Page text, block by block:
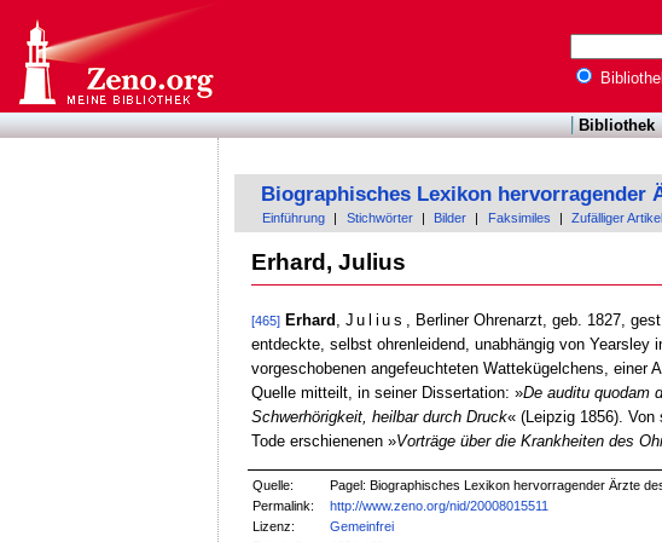
Bibliothek
Biographisches Lexikon hervorragender
Einführung Stichwörter Bilder Faksimiles Zufälliger Artikel
Erhard, Julius
[465] Erhard Julius , Berliner Ohrenarzt, geb. 1827,
entdeckte, selbst ohrenleidend, unabhängig von Yearsley
vorgeschobenen angefeuchteten Wattekügelchens, einer
Quelle mitteilt, in seiner Dissertation: »De auditu quodam
Schwerhörigkeit, heilbar durch Druck« (Leipzig 1856). Von
Tode erschienenen »Vorträge über die Krankheiten des
Quelle:
Pagel: Biographisches Lexikon hervorragender Ärzte
Permalink:
http://www.zeno.org/nid/20008015511
Lizenz:
Gemeinfrei